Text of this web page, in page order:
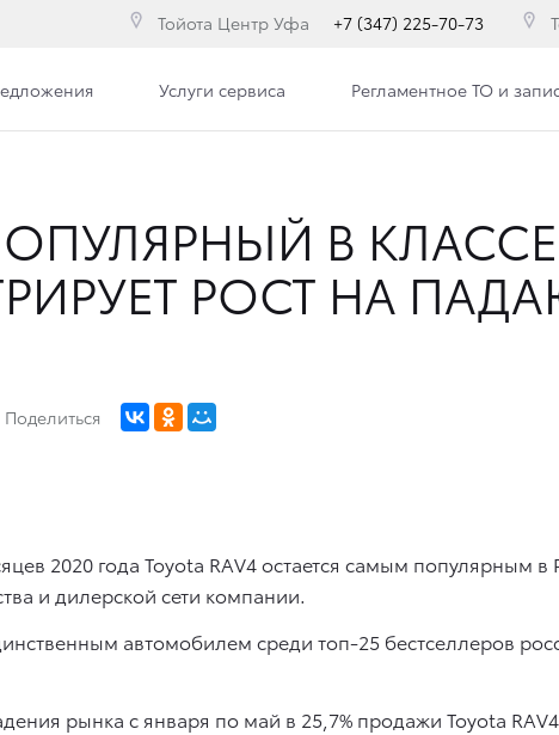
Тойота Центр Уфа +7 (347) 225-70-73
Услуги сервиса Регламентное ТО и
В КЛАССЕ:
РОСТ НА
Поделиться
2020 года Toyota RAV4 остается самым популярным
и дилерской сети компании.
автомобилем среди топ-25 бестселлеров
рынка с января по май в 25,7% продажи Toyota RAV4